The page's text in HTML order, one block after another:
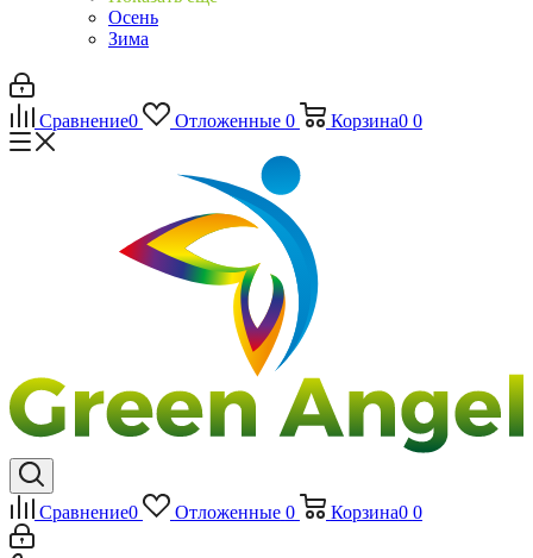
Осень
Зима
Сравнение0 Отложенные 0 Корзина0 0
Сравнение0 Отложенные 0 Корзина0 0